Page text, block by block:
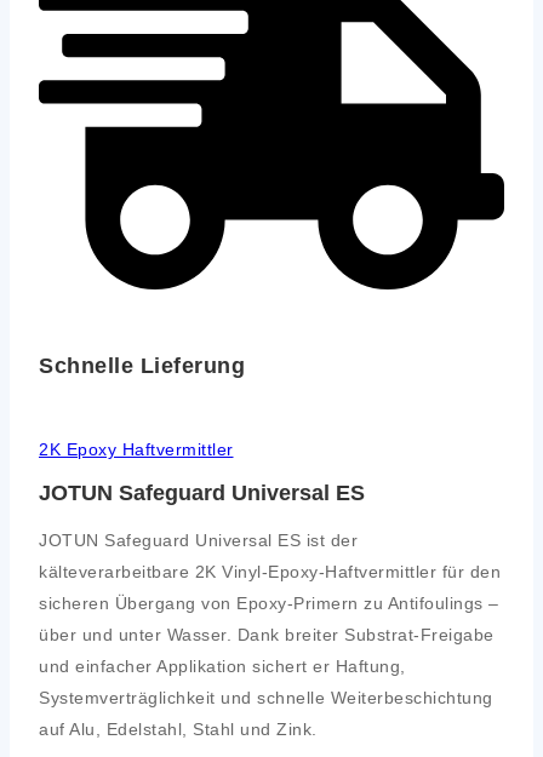
Schnelle Lieferung
2K Epoxy Haftvermittler
JOTUN Safeguard Universal ES
JOTUN Safeguard Universal ES ist der
kälteverarbeitbare 2K Vinyl-Epoxy-Haftvermittler für den
sicheren Übergang von Epoxy-Primern zu Antifoulings –
über und unter Wasser. Dank breiter Substrat-Freigabe
und einfacher Applikation sichert er Haftung,
Systemverträglichkeit und schnelle Weiterbeschichtung
auf Alu, Edelstahl, Stahl und Zink.